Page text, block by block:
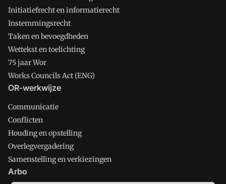
Initiatiefrecht en informatierecht
Instemmingsrecht
Taken en bevoegdheden
Wettekst en toelichting
75 jaar Wor
Works Councils Act (ENG)
OR-werkwijze
Communicatie
Conflicten
Houding en opstelling
Overlegvergadering
Samenstelling en verkiezingen
Arbo